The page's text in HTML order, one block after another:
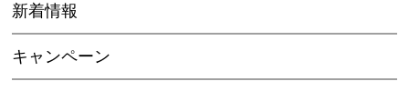
新着情報
キャンペーン